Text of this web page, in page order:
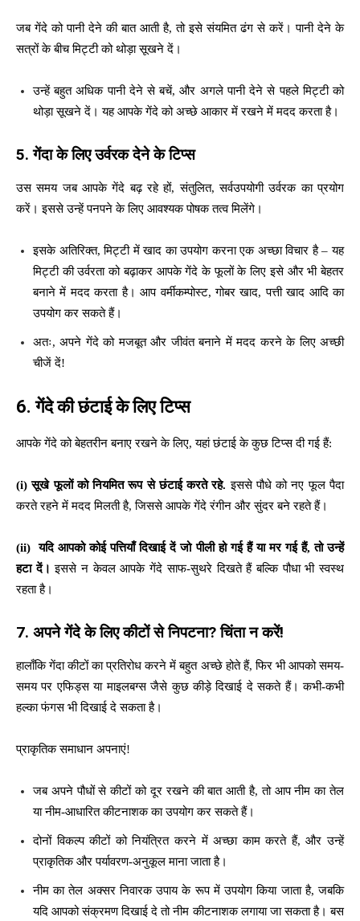
जब गेंदे को पानी देने की बात आती है, तो इसे संयमित ढंग से करें। पानी देने के
सत्रों के बीच मिट्टी को थोड़ा सूखने दें।
उन्हें बहुत अधिक पानी देने से बचें, और अगले पानी देने से पहले मिट्टी को
थोड़ा सूखने दें। यह आपके गेंदे को अच्छे आकार में रखने में मदद करता है।
5.गेंदा के लिए उर्वरक देने के टिप्स
उस समय जब आपके गेंदे बढ़ रहे हों, संतुलित, सर्वउपयोगी उर्वरक का प्रयोग
करें। इससे उन्हें पनपने के लिए आवश्यक पोषक तत्व मिलेंगे।
इसके अतिरिक्त, मिट्टी में खाद का उपयोग करना एक अच्छा विचार है – यह
मिट्टी की उर्वरता को बढ़ाकर आपके गेंदे के फूलों के लिए इसे और भी बेहतर
बनाने में मदद करता है। आप वर्मीकम्पोस्ट, गोबर खाद, पत्ती खाद आदि का
उपयोग कर सकते हैं।
अतः, अपने गेंदे को मजबूत और जीवंत बनाने में मदद करने के लिए अच्छी
चीजें दें!
6.गेंदे की छंटाई के लिए टिप्स
आपके गेंदे को बेहतरीन बनाए रखने के लिए, यहां छंटाई के कुछ टिप्स दी गई हैं:
(i) सूखे फूलों को नियमित रूप से छंटाई करते रहे. इससे पौधे को नए फूल पैदा
करते रहने में मदद मिलती है, जिससे आपके गेंदे रंगीन और सुंदर बने रहते हैं।
(ii) यदि आपको कोई पत्तियाँ दिखाई दें जो पीली हो गई हैं या मर गई हैं,तो उन्हें
हटा दें। इससे न केवल आपके गेंदे साफ-सुथरे दिखते हैं बल्कि पौधा भी स्वस्थ
रहता है।
7. अपने गेंदे के लिए कीटों से निपटना?चिंता न करें!
हालाँकि गेंदा कीटों का प्रतिरोध करने में बहुत अच्छे होते हैं, फिर भी आपको समय-
समय पर एफिड्स या माइलबग्स जैसे कुछ कीड़े दिखाई दे सकते हैं। कभी-कभी
हल्का फंगस भी दिखाई दे सकता है।
प्राकृतिक समाधान अपनाएं!
जब अपने पौधों से कीटों को दूर रखने की बात आती है, तो आप नीम का तेल
या नीम-आधारित कीटनाशक का उपयोग कर सकते हैं।
दोनों विकल्प कीटों को नियंत्रित करने में अच्छा काम करते हैं, और उन्हें
प्राकृतिक और पर्यावरण-अनुकूल माना जाता है।
नीम का तेल अक्सर निवारक उपाय के रूप में उपयोग किया जाता है, जबकि
यदि आपको संक्रमण दिखाई दे तो नीम कीटनाशक लगाया जा सकता है। बस